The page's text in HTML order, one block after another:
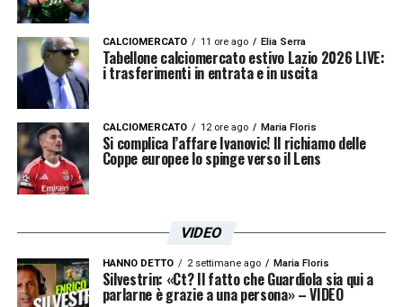
CALCIOMERCATO 11 ore ago Elia Serra
Tabellone calciomercato estivo Lazio 2026 LIVE:
i trasferimenti in entrata e in uscita
CALCIOMERCATO 12 ore ago Maria Floris
Si complica l’affare Ivanovic! Il richiamo delle
Coppe europee lo spinge verso il Lens
VIDEO
HANNO DETTO 2 settimane ago Maria Floris
Silvestrin: «Ct? Il fatto che Guardiola sia qui a
parlarne è grazie a una persona» – VIDEO